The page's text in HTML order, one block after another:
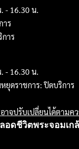
- 16.30 น.
าร
าร
- 16.30 น.
ยุดราชการ: ปิดบริการ
อาจปรับเปลี่ยนได้ตามค
อดชีวิตพระจอมเก